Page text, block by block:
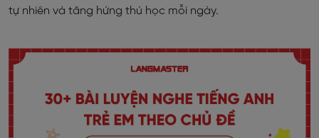
tự nhiên và tăng hứng thú học mỗi ngày.